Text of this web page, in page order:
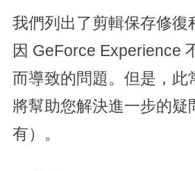
我們列出了剪輯保存修復
因 GeForce Experience
而導致的問題。但是，此
將幫助您解決進一步的疑
有）。